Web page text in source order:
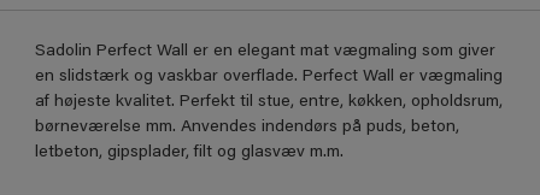
Sadolin Perfect Wall er en elegant mat vægmaling som giver
en slidstærk og vaskbar overflade. Perfect Wall er vægmaling
af højeste kvalitet. Perfekt til stue, entre, køkken, opholdsrum,
børneværelse mm. Anvendes indendørs på puds, beton,
letbeton, gipsplader, filt og glasvæv m.m.